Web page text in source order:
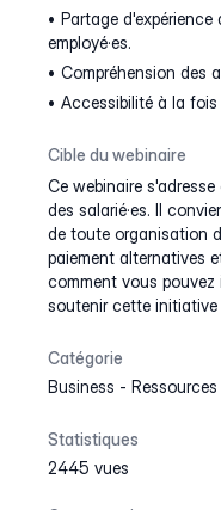
Partage
employé·es.
Compréhension des
Accessibilité à la fois
Cible du webinaire
Ce webinaire
des salarié·es. Il
de toute organisation
paiement alternatives
comment vous pouvez
soutenir cette initiative
Catégorie
Business -
Statistiques
2445 vues